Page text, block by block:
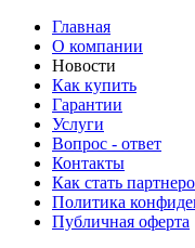
Главная
О компании
Новости
Как купить
Гарантии
Услуги
Вопрос - ответ
Контакты
Как стать
Политика
Публичная оферта